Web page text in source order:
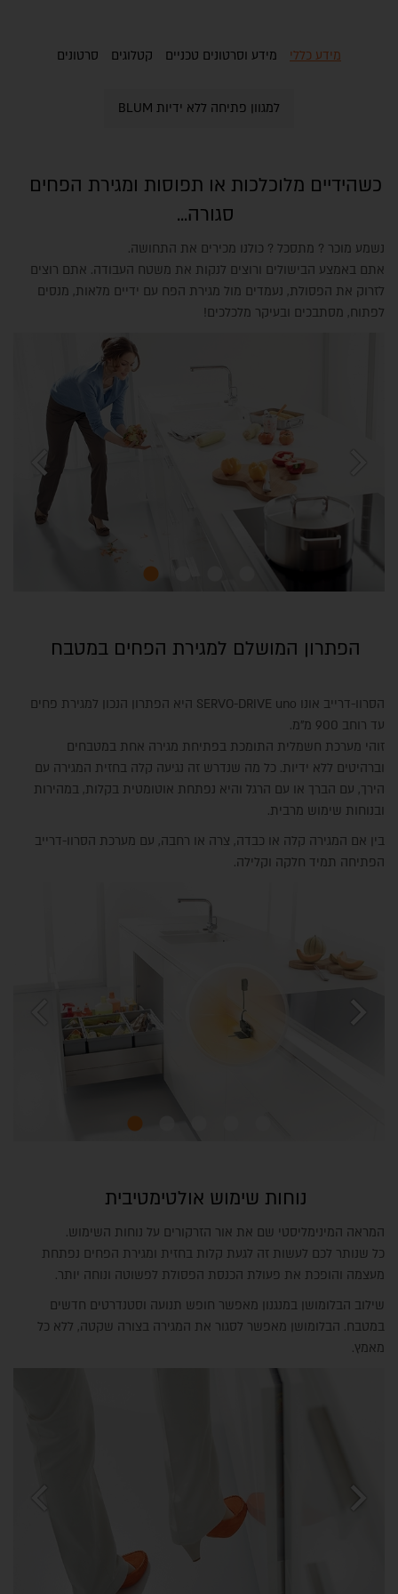
מידע כללי מידע וסרטונים טכניים קטלוגים סרטונים
למגוון פתיחה ללא ידיות BLUM
כשהידיים מלוכלכות או תפוסות ומגירת הפחים
סגורה...
נשמע מוכר ? מתסכל ? כולנו מכירים את התחושה.
אתם באמצע הבישולים ורוצים לנקות את משטח העבודה. אתם רוצים
לזרוק את הפסולת, נעמדים מול מגירת הפח עם ידיים מלאות, מנסים
לפתוח, מסתבכים ובעיקר מלכלכים!
chevron_left
הפתרון המושלם למגירת הפחים במטבח
הסרוו-דרייב אונו SERVO-DRIVE uno היא הפתרון הנכון למגירת פחים
עד רוחב 900 מ"מ.
זוהי מערכת חשמלית התומכת בפתיחת מגירה אחת במטבחים
וברהיטים ללא ידיות. כל מה שנדרש זה נגיעה קלה בחזית המגירה עם
הירך, עם הברך או עם הרגל והיא נפתחת אוטומטית בקלות, במהירות
ובנוחות שימוש מרבית.
בין אם המגירה קלה או כבדה, צרה או רחבה, עם מערכת הסרוו-דרייב
הפתיחה תמיד חלקה וקלילה.
chevron_left chevron_right
נוחות שימוש אולטימטיבית
המראה המינימליסטי שם את אור הזרקורים על נוחות השימוש.
כל שנותר לכם לעשות זה לגעת קלות בחזית ומגירת הפחים נפתחת
מעצמה והופכת את פעולת הכנסת הפסולת לפשוטה ונוחה יותר.
שילוב הבלומושן במנגנון מאפשר חופש תנועה וסטנדרטים חדשים
במטבח. הבלומושן מאפשר לסגור את המגירה בצורה שקטה, ללא כל
מאמץ.
chevron_right